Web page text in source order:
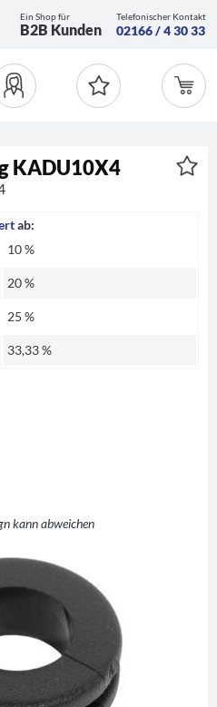
Ein Shop für
B2B Kunden
Telefonischer Kontakt
02166 / 4 30 33
kann abweichen
KADU10X4
ab:
10 %
20 %
25 %
33,33 %